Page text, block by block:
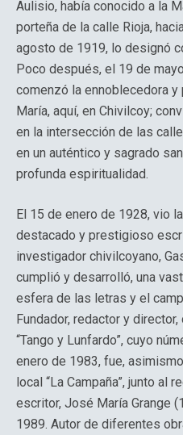
Aulisio, había conocido a la
porteña de la calle Rioja,
agosto de 1919, lo designó
Poco después, el 19 de
comenzó la ennoblecedora
María, aquí, en Chivilcoy;
en la intersección de las
en un auténtico y sagrado
profunda espiritualidad.
El 15 de enero de 1928, vio
destacado y prestigioso
investigador chivilcoyano,
cumplió y desarrolló, una
esfera de las letras y el
Fundador, redactor y
“Tango y Lunfardo”, cuyo
enero de 1983, fue,
local “La Campaña”, junto al
escritor, José María Grange
1989. Autor de diferentes